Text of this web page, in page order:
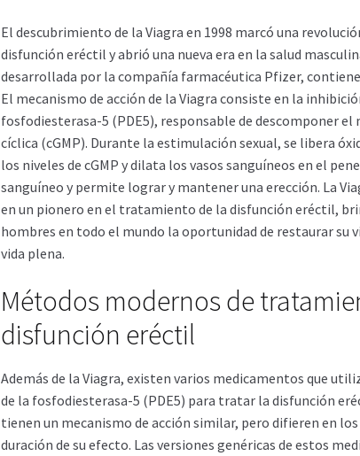
El descubrimiento de la Viagra en 1998 marcó una
disfunción eréctil y abrió una nueva era en la salud
desarrollada por la compañía farmacéutica Pfizer,
El mecanismo de acción de la Viagra consiste en la
fosfodiesterasa-5 (PDE5), responsable de descomponer
cíclica (cGMP). Durante la estimulación sexual, se libera
los niveles de cGMP y dilata los vasos sanguíneos en el
sanguíneo y permite lograr y mantener una erección. La
en un pionero en el tratamiento de la disfunción eréctil,
hombres en todo el mundo la oportunidad de restaurar su
vida plena.
Métodos modernos de
disfunción eréctil
Además de la Viagra, existen varios medicamentos que
de la fosfodiesterasa-5 (PDE5) para tratar la disfunción
tienen un mecanismo de acción similar, pero difieren en
duración de su efecto. Las versiones genéricas de estos